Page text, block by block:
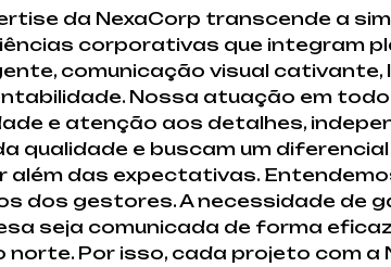
da NexaCorp transcende a
corporativas que integram
comunicação visual
Nossa atuação em
e atenção aos detalhes,
qualidade e buscam um
além das expectativas.
dos gestores. A necessidade de
seja comunicada de forma
norte. Por isso, cada projeto com